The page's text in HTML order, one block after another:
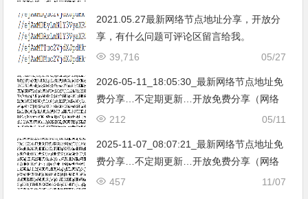
2021.05.27最新网络节点地址分享，开放分
享，有什么问题可评论区留言给我。
05/27
39,716
2026-05-11_18:05:30_最新网络节点地址免
费分享…不定期更新…开放免费分享（网络
免费节点香港|日本|韩国|新加坡|台湾|马来西
05/11
212
2025-11-07_08:07:21_最新网络节点地址免
费分享…不定期更新…开放免费分享（网络
免费节点香港|日本|韩国|新加坡|台湾|马来西
11/07
457